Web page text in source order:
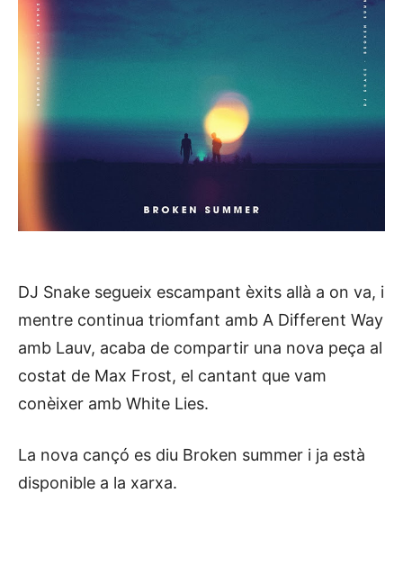
DJ Snake segueix escampant èxits allà a on va, i
mentre continua triomfant amb A Different Way
amb Lauv, acaba de compartir una nova peça al
costat de Max Frost, el cantant que vam
conèixer amb White Lies.
La nova cançó es diu Broken summer i ja està
disponible a la xarxa.